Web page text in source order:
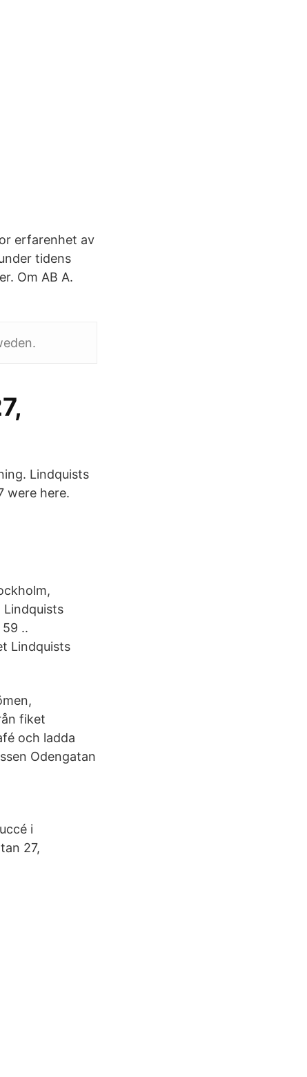
erfarenhet av
tidens
Om AB A.
Lindquists
were here.
..
Lindquists
fiket
och ladda
Odengatan
i
27,